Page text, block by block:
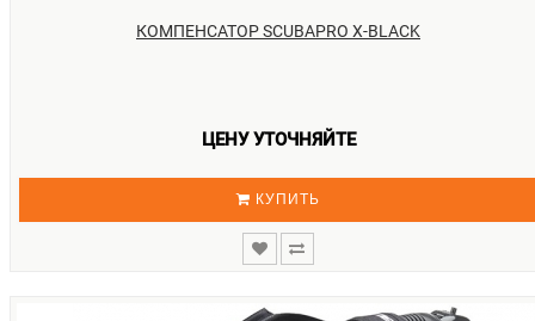
КОМПЕНСАТОР SCUBAPRO X-BLACK
ЦЕНУ УТОЧНЯЙТЕ
КУПИТЬ